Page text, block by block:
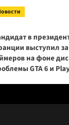
в
выступил
на фоне
GTA 6 и